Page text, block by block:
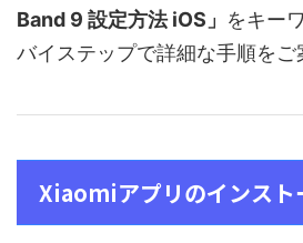
Band 9 設定方法 iOS」 をキー
バイステップで詳細な手順をご
Xiaomiアプリのインスト